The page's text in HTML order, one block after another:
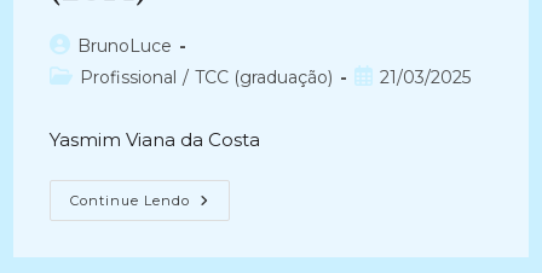
Autor
do
BrunoLuce
Categoria
Profissional / TCC (graduação)
Post21/03/2025
Yasmim Viana da Costa
Continue Lendo GESTÃO
DE